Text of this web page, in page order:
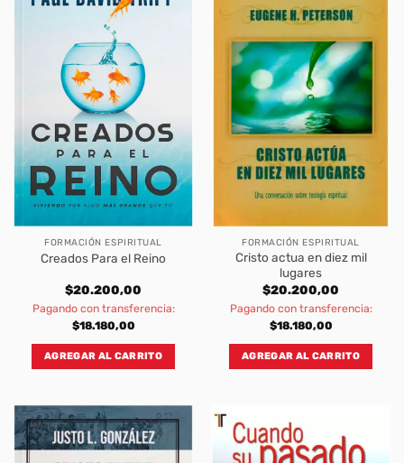
FORMACIÓN ESPIRITUAL
Creados Para el Reino
$20.200,00
Pagando con transferencia:
$18.180,00
AGREGAR AL CARRITO
FORMACIÓN ESPIRITUAL
Cristo actua en diez mil
lugares
$20.200,00
Pagando con transferencia:
$18.180,00
AGREGAR AL CARRITO